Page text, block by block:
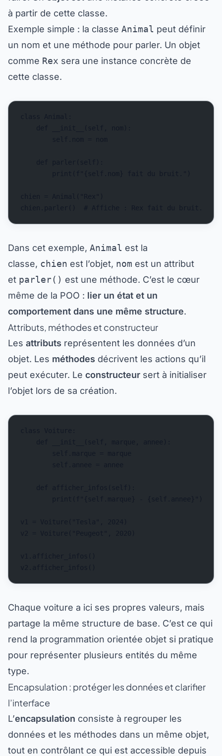
à partir de cette classe.
Exemple simple : la classe Animal peut définir
un nom et une méthode pour parler. Un objet
comme Rex sera une instance concrète de
cette classe.
Dans cet exemple, Animal est la
classe, chien est l’objet, nom est un attribut
et parler() est une méthode. C’est le cœur
même de la POO : lier un état et un
comportement dans une même structure.
Attributs, méthodes et constructeur
Les attributs représentent les données d’un
objet. Les méthodes décrivent les actions qu’il
peut exécuter. Le constructeur sert à initialiser
l’objet lors de sa création.
Chaque voiture a ici ses propres valeurs, mais
partage la même structure de base. C’est ce qui
rend la programmation orientée objet si pratique
pour représenter plusieurs entités du même
type.
Encapsulation : protéger les données et clarifier
l’interface
L’encapsulation consiste à regrouper les
données et les méthodes dans un même objet,
tout en contrôlant ce qui est accessible depuis